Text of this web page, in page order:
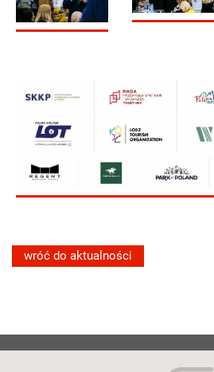
wróć do aktualności